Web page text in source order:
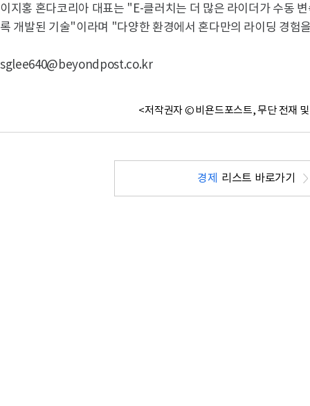
이지홍 혼다코리아 대표는 "E-클러치는 더 많은 라이더가 수동
록 개발된 기술"이라며 "다양한 환경에서 혼다만의 라이딩 경험
sglee640@beyondpost.co.kr
<저작권자 © 비욘드포스트, 무단 전재
경제 리스트 바로가기